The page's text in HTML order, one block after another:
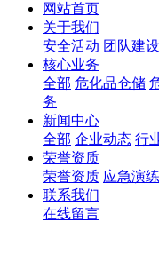
网站首页
关于我们
安全活动 团队建设
核心业务
全部 危化品仓储
务
新闻中心
全部 企业动态 行
荣誉资质
荣誉资质 应急演练
联系我们
在线留言